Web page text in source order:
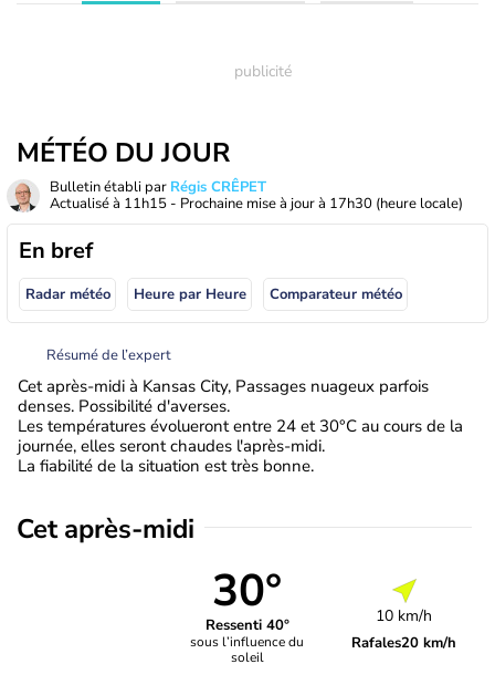
MÉTÉO DU JOUR
Bulletin établi par Régis CRÊPET
Actualisé à 11h15 - Prochaine mise à jour à 17h30 (heure locale)
En bref
Radar météo Heure par Heure Comparateur météo
Résumé de l’expert
Cet après-midi à Kansas City, Passages nuageux parfois
denses. Possibilité d'averses.
Les températures évolueront entre 24 et 30°C au cours de la
journée, elles seront chaudes l'après-midi.
La fiabilité de la situation est très bonne.
Cet après-midi
30°
Ressenti 40°
sous l’influence du
soleil
10 km/h
Rafales20 km/h